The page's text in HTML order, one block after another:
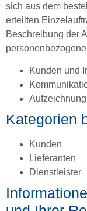
sich aus dem
erteilten
Beschreibung der
Kunden und
Kategorien
Kunden
Lieferanten
Dienstleister